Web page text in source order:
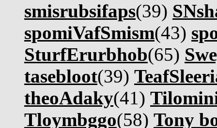
smisrubsifaps(39)
spomiVafSmism(43)
SturfErurbhob(65)
tasebloot(39)
theoAdaky(41)
Tloymbggo(58) Tony